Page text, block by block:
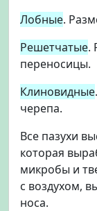
Лобные.
Решетчатые.
переносицы.
Клиновидные
черепа.
Все пазухи
которая
микробы и
с воздухом,
носа.